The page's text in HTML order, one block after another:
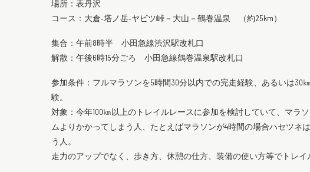
場所：表丹沢
コース：大倉‐塔ノ岳‐ヤビツ峠－大山－鶴巻温泉 （約25km）
集合：午前8時半 小田急線渋沢駅改札口
解散：午後6時15分ごろ 小田急線鶴巻温泉駅改札口
参加条件：フルマラソンを5時間30分以内での完走経験、あるいは30
験。
対象：今年100㎞以上のトレイルレースに参加を検討していて、マラ
ムよりかかってしまう人、たとえばマラソンが4時間の場合ハセツネ
う人。
走力のアップでなく、歩き方、休憩の仕方、装備の使い方等でトレイ